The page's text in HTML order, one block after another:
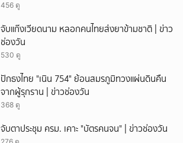
456 ดู
จับแก๊งเวียดนาม หลอกคนไทยส่งยาข้ามชาติ | ข่าว
ช่องวัน
530 ดู
ปักธงไทย "เนิน 754" ย้อนสมรภูมิทวงแผ่นดินคืน
จากผู้รุกราน | ข่าวช่องวัน
368 ดู
จับตาประชุม ครม. เคาะ "บัตรคนจน" | ข่าวช่องวัน